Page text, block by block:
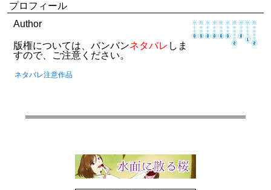
プロフィール
Author
版権については、バンバンネタバレ しま
すので、ご注意ください。
ネタバレ注意作品